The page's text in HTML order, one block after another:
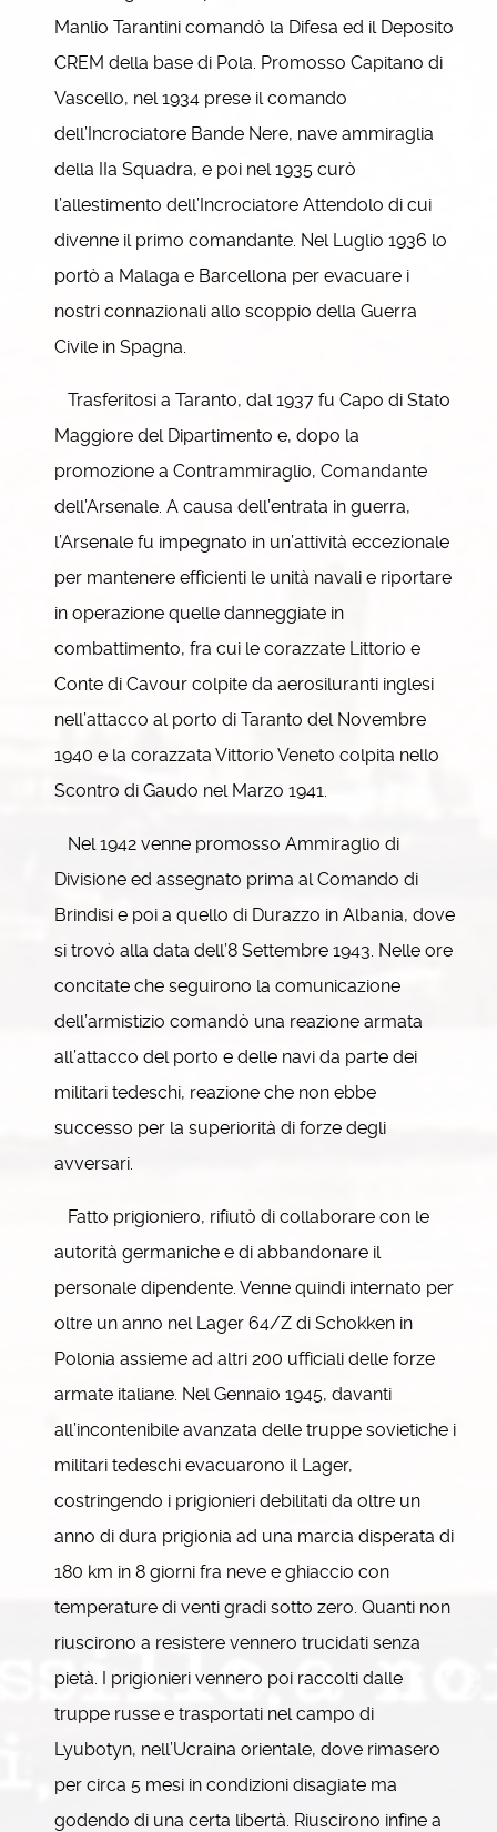
Manlio Tarantini comandò la Difesa ed il Deposito
CREM della base di Pola. Promosso Capitano di
Vascello, nel 1934 prese il comando
dell’Incrociatore Bande Nere, nave ammiraglia
della IIa Squadra, e poi nel 1935 curò
l’allestimento dell’Incrociatore Attendolo di cui
divenne il primo comandante. Nel Luglio 1936 lo
portò a Malaga e Barcellona per evacuare i
nostri connazionali allo scoppio della Guerra
Civile in Spagna.
Trasferitosi a Taranto, dal 1937 fu Capo di Stato
Maggiore del Dipartimento e, dopo la
promozione a Contrammiraglio, Comandante
dell’Arsenale. A causa dell’entrata in guerra,
l’Arsenale fu impegnato in un’attività eccezionale
per mantenere efficienti le unità navali e riportare
in operazione quelle danneggiate in
combattimento, fra cui le corazzate Littorio e
Conte di Cavour colpite da aerosiluranti inglesi
nell’attacco al porto di Taranto del Novembre
1940 e la corazzata Vittorio Veneto colpita nello
Scontro di Gaudo nel Marzo 1941.
Nel 1942 venne promosso Ammiraglio di
Divisione ed assegnato prima al Comando di
Brindisi e poi a quello di Durazzo in Albania, dove
si trovò alla data dell’8 Settembre 1943. Nelle ore
concitate che seguirono la comunicazione
dell’armistizio comandò una reazione armata
all’attacco del porto e delle navi da parte dei
militari tedeschi, reazione che non ebbe
successo per la superiorità di forze degli
avversari.
Fatto prigioniero, rifiutò di collaborare con le
autorità germaniche e di abbandonare il
personale dipendente. Venne quindi internato per
oltre un anno nel Lager 64/Z di Schokken in
Polonia assieme ad altri 200 ufficiali delle forze
armate italiane. Nel Gennaio 1945, davanti
all’incontenibile avanzata delle truppe sovietiche i
militari tedeschi evacuarono il Lager,
costringendo i prigionieri debilitati da oltre un
anno di dura prigionia ad una marcia disperata di
180 km in 8 giorni fra neve e ghiaccio con
temperature di venti gradi sotto zero. Quanti non
riuscirono a resistere vennero trucidati senza
pietà. I prigionieri vennero poi raccolti dalle
truppe russe e trasportati nel campo di
Lyubotyn, nell’Ucraina orientale, dove rimasero
per circa 5 mesi in condizioni disagiate ma
godendo di una certa libertà. Riuscirono infine a